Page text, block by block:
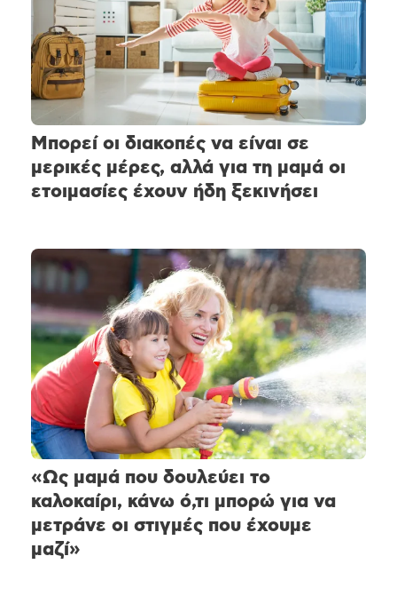
Μπορεί οι διακοπές να είναι σε
μερικές μέρες, αλλά για τη μαμά οι
ετοιμασίες έχουν ήδη ξεκινήσει
«Ως μαμά που δουλεύει το
καλοκαίρι, κάνω ό,τι μπορώ για να
μετράνε οι στιγμές που έχουμε
μαζί»